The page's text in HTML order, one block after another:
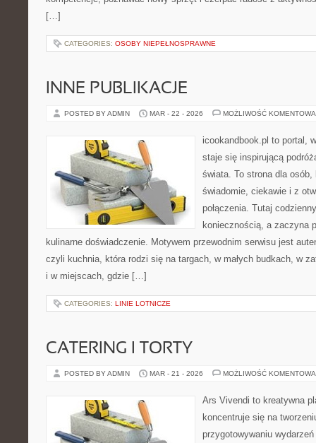
[…]
CATEGORIES: OSOBY NIEPEŁNOSPRAWNE
INNE PUBLIKACJE
POSTED BY ADMIN MAR - 22 - 2026 MOŻLIWOŚĆ
icookandbook.pl to portal,
staje się inspirującą
świata. To strona dla
świadomie, ciekawie i z
połączenia. Tutaj
koniecznością, a zaczyna
kulinarne doświadczenie. Motywem przewodnim serwisu jest
czyli kuchnia, która rodzi się na targach, w małych budkach, w
i w miejscach, gdzie […]
CATEGORIES: LINIE LOTNICZE
CATERING I TORTY
POSTED BY ADMIN MAR - 21 - 2026 MOŻLIWOŚĆ
Ars Vivendi to kreatywna
koncentruje się na
przygotowywaniu